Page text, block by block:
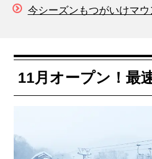
今シーズンもつがいけマウ
11月オープン！最